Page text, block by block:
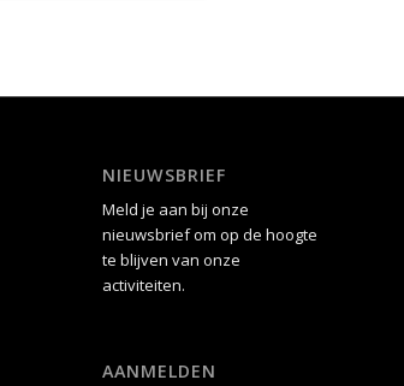
NIEUWSBRIEF
Meld je aan bij onze
nieuwsbrief om op de hoogte
te blijven van onze
activiteiten.
AANMELDEN